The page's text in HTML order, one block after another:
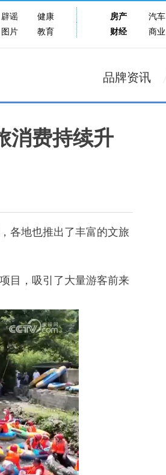
辟谣 健康 房产 汽车
图片 教育 财经 商业
品牌资讯
消费持续升
各地也推出了丰富的文旅
目，吸引了大量游客前来